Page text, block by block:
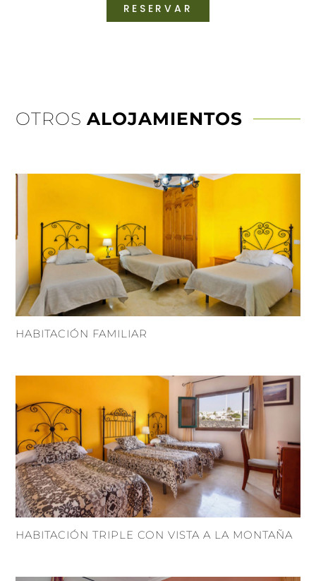
RESERVAR
OTROSALOJAMIENTOS
HABITACIÓN FAMILIAR
HABITACIÓN TRIPLE CON VISTA A LA MONTAÑA